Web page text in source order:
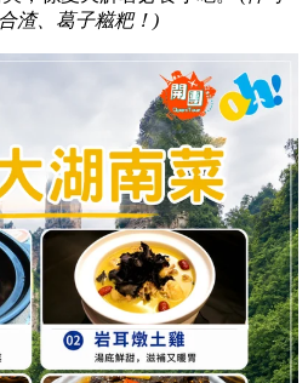
渣、葛子糍粑！)